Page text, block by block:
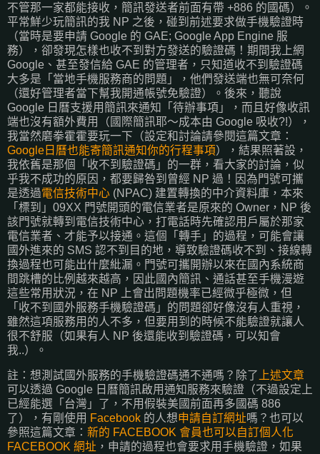
不管那一家都能接收，簡訊發送者前面有帶 +886 的國碼）。
平常鮮少玩簡訊的我 NP 之後，碰到前述要求做手機驗證時
（當時是要申請 Google 的 GAE; Google App Engine 服
務），卻發現怎樣也收不到對方發送的驗證碼！期間我上網
Google、甚至發信給 GAE 的管理者，只知道收不到驗證碼
大多是「當地手機服務商的問題」，他們發送端也無可奈何
（還好管理者當下幫我開通帳號免驗證）。後來，聽說
Google 日曆支援用簡訊來通知「待辦事項」，而且好像收訊
端也沒有額外費用（國際簡訊耶～成本由 Google 吸收?!），
我當然磨拳霍霍要玩一下（設定和討論請參閱這篇文章：
Google日曆也能寄簡訊通知你的行程事項），結果照著設，
我依舊是那個「收不到驗證碼」的一群，看大家的討論，似
乎我不成功的原因，都要歸咎到曾經 NP 過！因為門號可攜
是透過電信技術中心 (NPAC) 建置轉換的中介資料庫，本來
「標到」09XX 門號開頭的電信業者是原來的 Owner，NP 後
該門號就轉到電信技術中心，打電話時先確認用戶屬於那家
電信業者、才能予以接通。這個「轉手」的過程，可能會讓
國外進來的 SMS 認不到目的地，導致驗證碼收不到、接線轉
換過程也可能出什麼紕漏。門號可攜開辦以來在國內系統商
間跳槽的比例越來越高，因此國內簡訊、通話甚至手機漫遊
這些常用狀況，在 NP 上會出問題機率已經微乎極微，但
「收不到國外服務手機驗證碼」的問題卻好像沒有人重視，
雖然這項服務用的人不多，但要用到的時候不能驗證就讓人
很不舒服（如果有人 NP 後還能收到驗證碼，可以知會
我..）。
註：想測試國外服務的手機驗證碼通不通嗎？除了 上述文章
可以透過 Google 日曆簡訊啟用通知服務來驗證（不過設定上
已經能選「台灣」了，不用假裝美國前面再多國碼 886
了），有剛使用 Facebook 的人想申請自訂網址嗎？也可以
參照這篇文章： 新的 FACEBOOK 會員也可以自訂個人化
FACEBOOK 網址 ，申請的過程也會要求用手機驗證，如果